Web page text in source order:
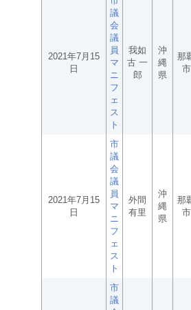
2021年7月15
日
議
会
議
員
マ
ニ
フ
ェ
ス
ト
我如
古 一
郎
沖
縄
県
那
市
2021年7月15
日
市
議
会
議
員
マ
ニ
フ
ェ
ス
ト
外間
有里
沖
縄
県
那
市
市
議